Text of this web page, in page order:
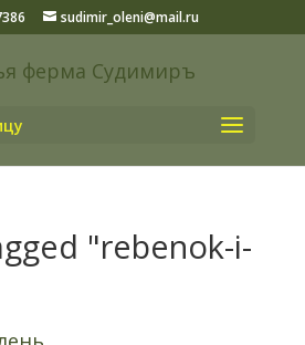
sudimir_oleni@mail.ru
"rebenok-i-